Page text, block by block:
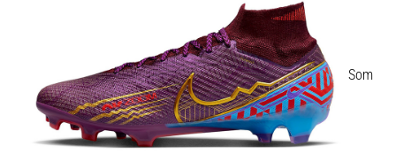
1. 7. 2025
1 min. Læsning
Play
Som